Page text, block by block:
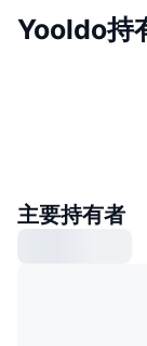
Yooldo持
主要持有者